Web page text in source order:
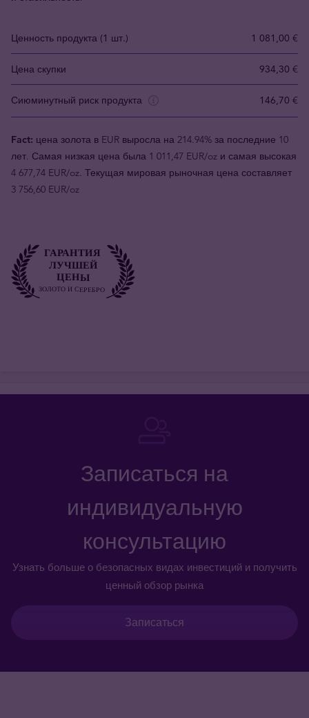
Ценность продукта (1 шт.) 1 081,00 €
Цена скупки 934,30 €
Сиюминутный риск продукта 146,70 €
Fact: цена золота в EUR выросла на 214.94% за последние 10
лет. Самая низкая цена была 1 011,47 EUR/oz и самая высокая
4 677,74 EUR/oz. Текущая мировая рыночная цена составляет
3 756,60 EUR/oz
Записаться на
индивидуальную
консультацию
Узнать больше о безопасных видах инвестиций и получить
ценный обзор рынка
Записаться